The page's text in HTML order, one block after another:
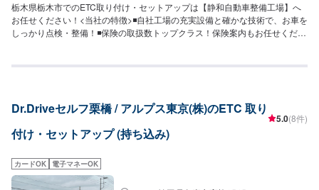
栃木県栃木市でのETC取り付け・セットアップは【静和自動車整備工場】へ
お任せください！<当社の特徴>◾自社工場の充実設備と確かな技術で、お車を
しっかり点検・整備！◾保険の取扱数トップクラス！保険案内もお任せくださ
たい…★お時間があまり取れない…などのご相談もお気軽にどうぞ！【1】オ
度で納車となります。納期は前後する場合がございます。予めご了承くださ
い。-----代車について-----代車をご用意しています。お車の作業中は代車をご
利用ください。※代車の燃料代はお客様にご負担いただいております。-----ご
ペースは事務所前の空いているスペースに駐車してください。受付はスタッ
フへ「メンテモで予約しました」とお伝えください。ご案内いたします。
【定休日・営業時間】定休日：日曜日、祝日営業時間：8:30~17:30
Dr.Driveセルフ栗橋 / アルプス東京(株)のETC 取り
付け・セットアップ (持ち込み)
5.0(8件)
カードOK 電子マネーOK